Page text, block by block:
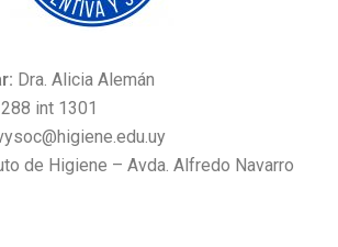
Dra. Alicia Alemán
int 1301
de Higiene – Avda. Alfredo Navarro